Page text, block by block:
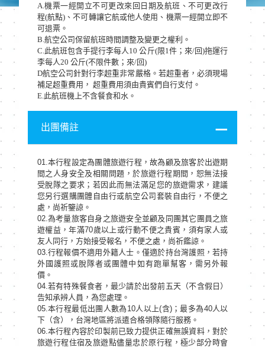
A.機票一經開立不可更改來回日期及航班、不可更改行
程(航點)、不可轉讓它航或他人使用、機票一經開立即不
可退票。
B.航空公司保留航班時間調整及變更之權利。
C.此航班包含手提行李每人10 公斤(限1件；來/回)拖運行
李每人20 公斤(不限件數；來/回)
D航空公司針對行李超重非常嚴格。若超重者，必須現場
補足超重費用， 超重費用須由貴賓們自行支付。
E.此航班機上不含餐食和水。
出團備註
01.本行程設定為團體旅遊行程，故為顧及旅客於出遊期
間之人身安全及相關問題，於旅遊行程期間，恕無法接
受脫隊之要求；若因此而無法滿足您的旅遊需求，建議
您另行選購團體自由行或航空公司套裝自由行，不便之
處，尚祈鑒諒。
02.為考量旅客自身之旅遊安全並顧及同團其它團員之旅
遊權益，年滿70歲以上或行動不便之貴賓，須有家人或
友人同行，方始接受報名，不便之處，尚祈鑑諒。
03.行程報價不適用外籍人士。僅適於持台灣護照，若持
外國護照或脫隊者或團體中如有跑單幫客，需另外報
價。
04.若有特殊餐食者，最少請於出發前五天（不含假日）
告知承辨人員，為您處理。
05.本行程最低出團人數為10人以上(含)；最多為40人以
下（含），台灣地區將派遣合格領隊隨行服務。
06.本行程內容於印製前已致力提供正確無誤資料，對於
旅遊行程住宿及旅遊點儘量忠於原行程，極少部分時會